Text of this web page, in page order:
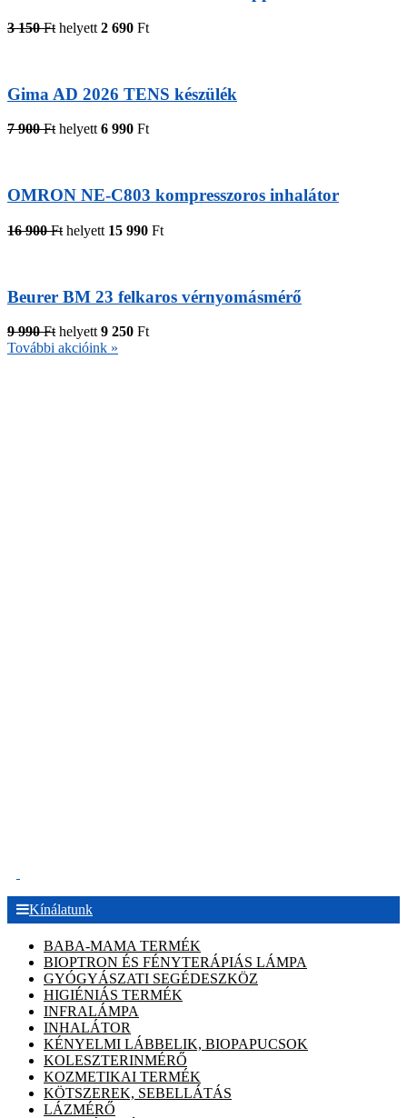
3 150 Ft helyett 2 690 Ft
Gima AD 2026 TENS készülék
7 900 Fthelyett6 990 Ft
OMRON NE-C803 kompresszoros inhalátor
16 900 Ft helyett 15 990 Ft
Beurer BM 23 felkaros vérnyomásmérő
9 990 Ft helyett 9 250 Ft
További akcióink »
Kínálatunk
BABA-MAMA TERMÉK
BIOPTRON ÉS FÉNYTERÁPIÁS LÁMPA
GYÓGYÁSZATI SEGÉDESZKÖZ
HIGIÉNIÁS TERMÉK
INFRALÁMPA
INHALÁTOR
KÉNYELMI LÁBBELIK, BIOPAPUCSOK
KOLESZTERINMÉRŐ
KOZMETIKAI TERMÉK
KÖTSZEREK, SEBELLÁTÁS
LÁZMÉRŐ